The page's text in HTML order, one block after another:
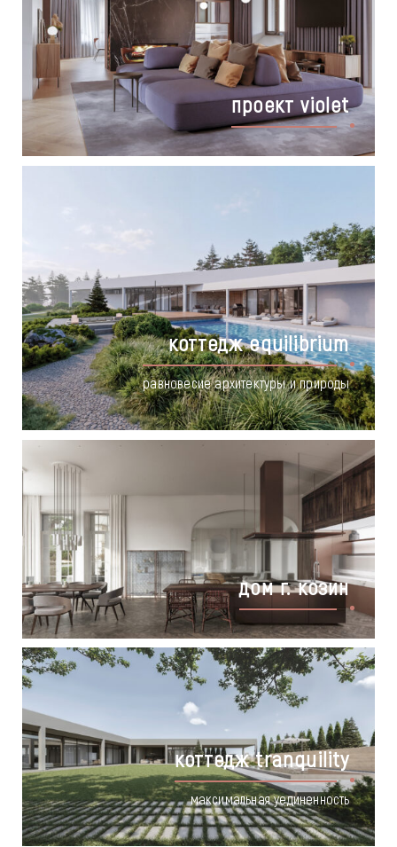
проект violet
коттедж equilibrium
равновесие архитектуры и природы
дом г. козин
коттедж tranquility
максимальная уединенность